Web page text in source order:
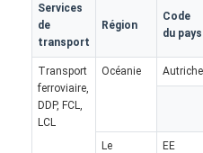
Expédier à Amazon
Transport de
Service d'entreposage
Services
de
transport
Région
Code
du pays
Transport
ferroviaire,
DDP, FCL,
LCL
Océanie Autriche
Le
EE